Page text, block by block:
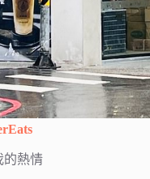
的熱情